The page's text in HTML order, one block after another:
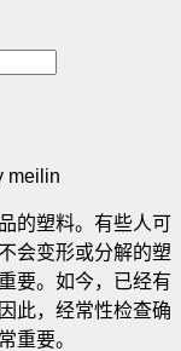
meilin
的塑料。有些人可
会变形或分解的塑
要。如今，已经有
此，经常性检查确
重要。